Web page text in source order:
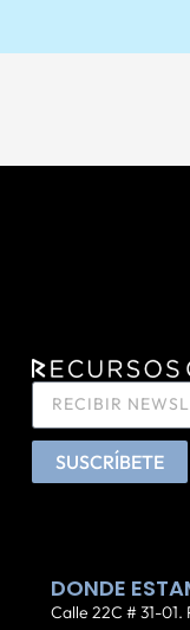
SUSCRÍBETE
DONDE
Calle 22C # 31-01.